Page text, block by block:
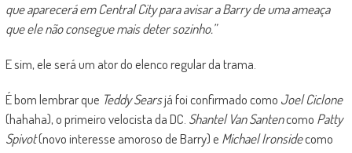
que aparecerá em Central City para avisar a Barry de uma ameaça
que ele não consegue mais deter sozinho.”
E sim, ele será um ator do elenco regular da trama.
É bom lembrar que Teddy Searsjá foi confirmado como Joel Ciclone
(hahaha), o primeiro velocista da DC. Shantel Van Santencomo Patty
Spivot(novo interesse amoroso de Barry) e Michael Ironsidecomo